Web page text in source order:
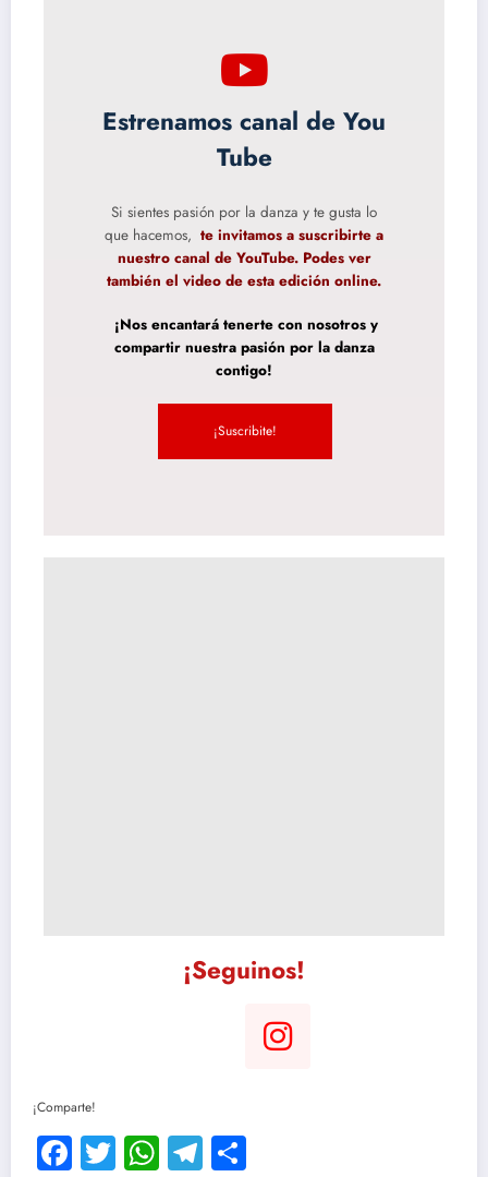
Estrenamos canal de You
Tube
Si sientes pasión por la danza y te gusta lo
que hacemos, te invitamos a suscribirte a
nuestro canal de YouTube. Podes ver
también el video de esta edición online.
¡Nos encantará tenerte con nosotros y
compartir nuestra pasión por la danza
contigo!
¡Suscribite!
¡Seguinos!
¡Comparte!
Facebook
TwitterWhatsApp
Telegram